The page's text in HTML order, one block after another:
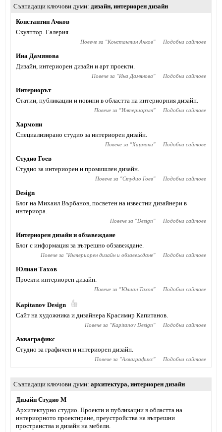
Съвпадащи ключови думи дизайн, интериорен дизайн
Константин Ачков
Скулптор. Галерия.
Повече за "Константин Ачков" Подобни сайтове
Ина Дамянова
Дизайн, интериорен дизайн и арт проекти.
Повече за "Ина Дамянова" Подобни сайтове
Интериорът
Статии, публикации и новини в областта на интериорния дизайн.
Повече за "Интериорът" Подобни сайтове
Хармони
Специализирано студио за интериорен дизайн.
Повече за "Хармони" Подобни сайтове
Студио Гоев
Студио за интериорен и промишлен дизайн.
Повече за "Студио Гоев" Подобни сайтове
Design
Блог на Михаил Върбанов, посветен на известни дизайнери в
интериора.
Повече за "Design" Подобни сайтове
Интериорен дизайн и обзавеждане
Блог с информация за вътрешно обзавеждане.
Повече за "Интериорен дизайн и обзавеждане" Подобни сайтове
Юлиан Тахов
Проекти интериорен дизайн.
Повече за "Юлиан Тахов" Подобни сайтове
Kapitanov Design
Сайт на художника и дизайнера Красимир Капитанов.
Повече за "Kapitanov Design" Подобни сайтове
Акваграфикс
Студио за графичен и интериорен дизайн.
Повече за "Акваграфикс" Подобни сайтове
Съвпадащи ключови думи архитектура, интериорен дизайн
Дизайн Студио М
Архитектурно студио. Проекти и публикации в областта на
интериорното проектиране, преустройства на вътрешни
пространства и дизайн на мебели.